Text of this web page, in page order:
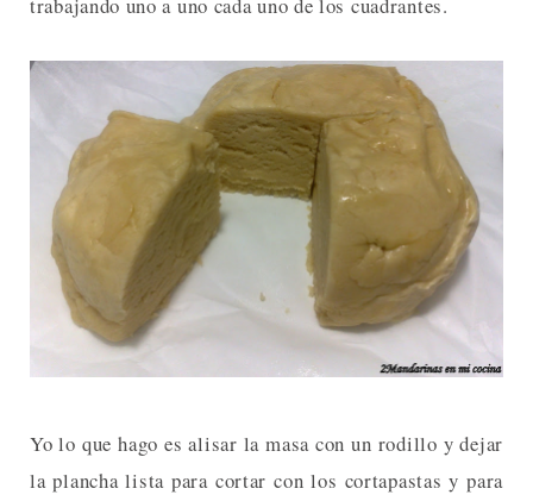
Yo lo que hago es alisar la masa con un rodillo y dejar
la plancha lista para cortar con los cortapastas y para